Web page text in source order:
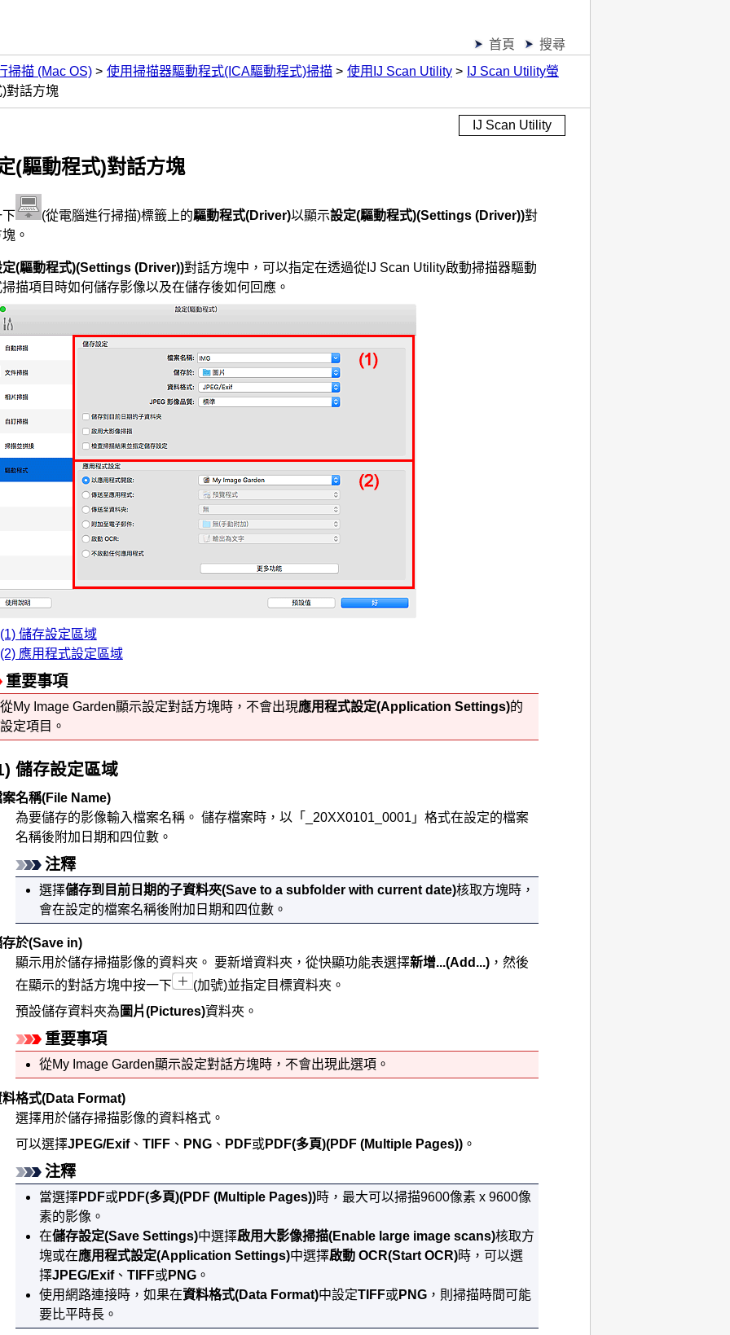
首頁
搜尋
掃描 (Mac OS) 使用掃描器驅動程式(ICA驅動程式)掃描 使用IJ Scan Utility
IJ Scan Utility螢
對話方塊
IJ Scan Utility
(驅動程式)對話方塊
下 (從電腦進行掃描)標籤上的驅動程式(Driver)以顯示設定(驅動程式)(Settings (Driver))對
。
定(驅動程式)(Settings (Driver))對話方塊中，可以指定在透過從 IJ Scan Utility啟動掃描器驅動
描項目時如何儲存影像以及在儲存後如何回應。
(1) 儲存設定區域
(2) 應用程式設定區域
重要事項
從My Image Garden顯示設定對話方塊時，不會出現應用程式設定(Application Settings)的
設定項目。
儲存設定區域
案名稱(File Name)
為要儲存的影像輸入檔案名稱。 儲存檔案時，以「_20XX0101_0001」格式在設定的檔案
名稱後附加日期和四位數。
注釋
選擇儲存到目前日期的子資料夾(Save to a subfolder with current date)核取方塊時，
會在設定的檔案名稱後附加日期和四位數。
存於(Save in)
顯示用於儲存掃描影像的資料夾。 要新增資料夾，從快顯功能表選擇新增...(Add...) ，然後
在顯示的對話方塊中按一下
(加號)並指定目標資料夾。
預設儲存資料夾為 圖片(Pictures)資料夾。
重要事項
從My Image Garden顯示設定對話方塊時，不會出現此選項。
料格式(Data Format)
選擇用於儲存掃描影像的資料格式。
可以選擇JPEG/Exif、 TIFF 、 PNG 、 PDF或PDF(多頁)(PDF (Multiple Pages)) 。
注釋
當選擇PDF或PDF(多頁)(PDF (Multiple Pages))時，最大可以掃描9600像素 x 9600像
素的影像。
在儲存設定(Save Settings)中選擇啟用大影像掃描(Enable large image scans)核取方
塊或在應用程式設定(Application Settings)中選擇啟動 OCR(Start OCR)時，可以選
擇JPEG/Exif、 TIFF或PNG。
使用網路連接時，如果在資料格式(Data Format)中設定TIFF或PNG，則掃描時間可能
要比平時長。